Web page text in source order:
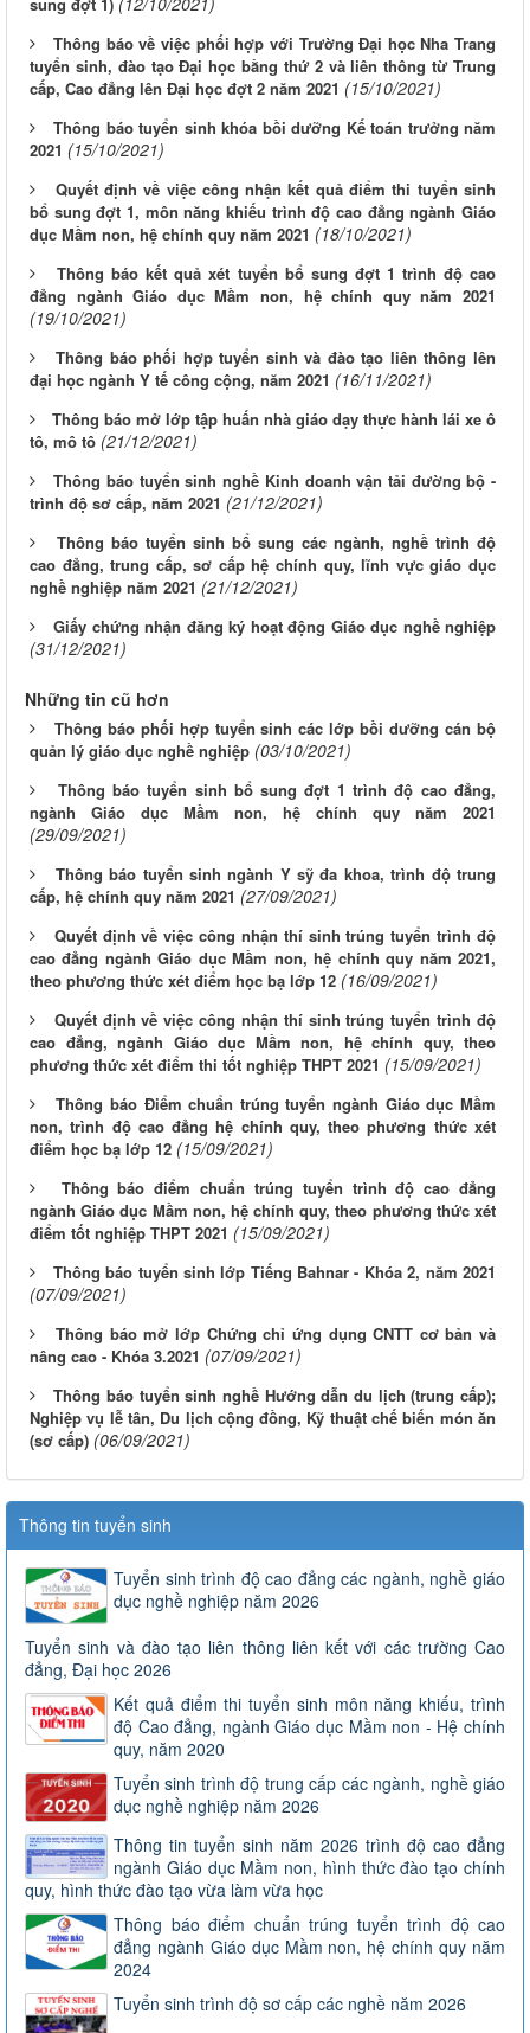
Thông báo về việc phối hợp với Trường Đại học Nha Trang
tuyển sinh, đào tạo Đại học bằng thứ 2 và liên thông từ Trung
cấp, Cao đẳng lên Đại học đợt 2 năm 2021 (15/10/2021)
Thông báo tuyển sinh khóa bồi dưỡng Kế toán trưởng năm
2021 (15/10/2021)
Quyết định về việc công nhận kết quả điểm thi tuyển sinh
bổ sung đợt 1, môn năng khiếu trình độ cao đẳng ngành Giáo
dục Mầm non, hệ chính quy năm 2021 (18/10/2021)
Thông báo kết quả xét tuyển bổ sung đợt 1 trình độ cao
đẳng ngành Giáo dục Mầm non, hệ chính quy năm 2021
(19/10/2021)
Thông báo phối hợp tuyển sinh và đào tạo liên thông lên
đại học ngành Y tế công cộng, năm 2021 (16/11/2021)
Thông báo mở lớp tập huấn nhà giáo dạy thực hành lái xe ô
tô, mô tô (21/12/2021)
Thông báo tuyển sinh nghề Kinh doanh vận tải đường bộ -
trình độ sơ cấp, năm 2021 (21/12/2021)
Thông báo tuyển sinh bổ sung các ngành, nghề trình độ
cao đẳng, trung cấp, sơ cấp hệ chính quy, lĩnh vực giáo dục
nghề nghiệp năm 2021 (21/12/2021)
Giấy chứng nhận đăng ký hoạt động Giáo dục nghề nghiệp
(31/12/2021)
Những tin cũ hơn
Thông báo phối hợp tuyển sinh các lớp bồi dưỡng cán bộ
quản lý giáo dục nghề nghiệp (03/10/2021)
Thông báo tuyển sinh bổ sung đợt 1 trình độ cao đẳng,
ngành Giáo dục Mầm non, hệ chính quy năm 2021
(29/09/2021)
Thông báo tuyển sinh ngành Y sỹ đa khoa, trình độ trung
cấp, hệ chính quy năm 2021 (27/09/2021)
Quyết định về việc công nhận thí sinh trúng tuyển trình độ
cao đẳng ngành Giáo dục Mầm non, hệ chính quy năm 2021,
theo phương thức xét điểm học bạ lớp 12 (16/09/2021)
Quyết định về việc công nhận thí sinh trúng tuyển trình độ
cao đẳng, ngành Giáo dục Mầm non, hệ chính quy, theo
phương thức xét điểm thi tốt nghiệp THPT 2021 (15/09/2021)
Thông báo Điểm chuẩn trúng tuyển ngành Giáo dục Mầm
non, trình độ cao đẳng hệ chính quy, theo phương thức xét
điểm học bạ lớp 12 (15/09/2021)
Thông báo điểm chuẩn trúng tuyển trình độ cao đẳng
ngành Giáo dục Mầm non, hệ chính quy, theo phương thức xét
điểm tốt nghiệp THPT 2021 (15/09/2021)
Thông báo tuyển sinh lớp Tiếng Bahnar - Khóa 2, năm 2021
(07/09/2021)
Thông báo mở lớp Chứng chỉ ứng dụng CNTT cơ bản và
nâng cao - Khóa 3.2021 (07/09/2021)
Thông báo tuyển sinh nghề Hướng dẫn du lịch (trung cấp);
Nghiệp vụ lễ tân, Du lịch cộng đồng, Kỹ thuật chế biến món ăn
(sơ cấp) (06/09/2021)
Thông tin tuyển sinh
Tuyển sinh trình độ cao đẳng các ngành, nghề giáo
dục nghề nghiệp năm 2026
Tuyển sinh và đào tạo liên thông liên kết với các trường Cao
đẳng, Đại học 2026
Kết quả điểm thi tuyển sinh môn năng khiếu, trình
độ Cao đẳng, ngành Giáo dục Mầm non - Hệ chính
quy, năm 2020
Tuyển sinh trình độ trung cấp các ngành, nghề giáo
dục nghề nghiệp năm 2026
Thông tin tuyển sinh năm 2026 trình độ cao đẳng
ngành Giáo dục Mầm non, hình thức đào tạo chính
quy, hình thức đào tạo vừa làm vừa học
Thông báo điểm chuẩn trúng tuyển trình độ cao
đẳng ngành Giáo dục Mầm non, hệ chính quy năm
2024
Tuyển sinh trình độ sơ cấp các nghề năm 2026